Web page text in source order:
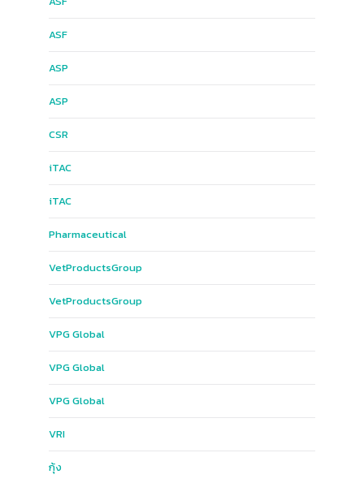
ASF
ASP
ASP
CSR
iTAC
iTAC
Pharmaceutical
Vet​Products​Group​
Vet​Products​Group​
VPG​ Global​
VPG Global
VPG​ Global​
VRI
กุ้ง